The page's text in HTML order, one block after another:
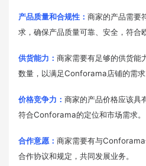
产品质量和合规性： 商家的产品需要
求，确保产品质量可靠、安全，符合
供货能力： 商家需要有足够的供货能
数量，以满足Conforama店铺的需求
价格竞争力： 商家的产品价格应该具
符合Conforama的定位和市场需求。
合作意愿： 商家需要有与
合作协议和规定，共同发展业务。